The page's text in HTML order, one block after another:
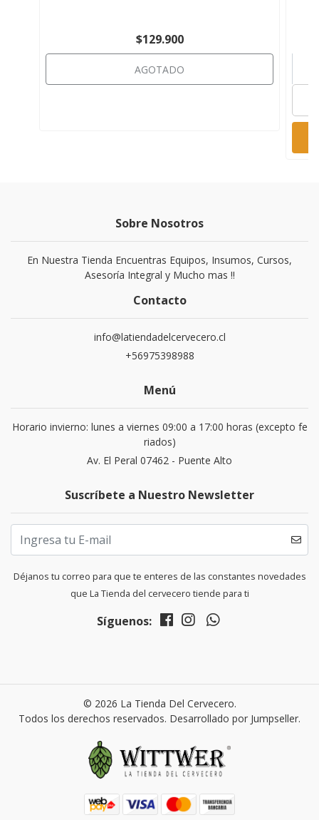
$129.900
AGOTADO
Sobre Nosotros
En Nuestra Tienda Encuentras Equipos, Insumos, Cursos,
Asesoría Integral y Mucho mas !!
Contacto
info@latiendadelcervecero.cl
+56975398988
Menú
Horario invierno: lunes a viernes 09:00 a 17:00 horas (excepto fe
riados)
Av. El Peral 07462 - Puente Alto
Suscríbete a Nuestro Newsletter
Déjanos tu correo para que te enteres de las constantes novedades
que La Tienda del cervecero tiende para ti
Síguenos:
© 2026 La Tienda Del Cervecero.
Todos los derechos reservados. Desarrollado por Jumpseller.